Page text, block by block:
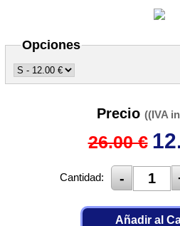
Opciones
Precio ((IVA
26.00 €
Cantidad:
Añadir al